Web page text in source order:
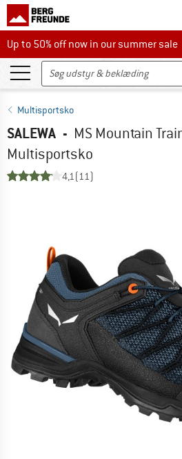
Up to 50% off now in our summer sale
Up to 50% off now in our summer
Multisportsko
SALEWA - MS Mountain
Multisportsko
4,1(11)